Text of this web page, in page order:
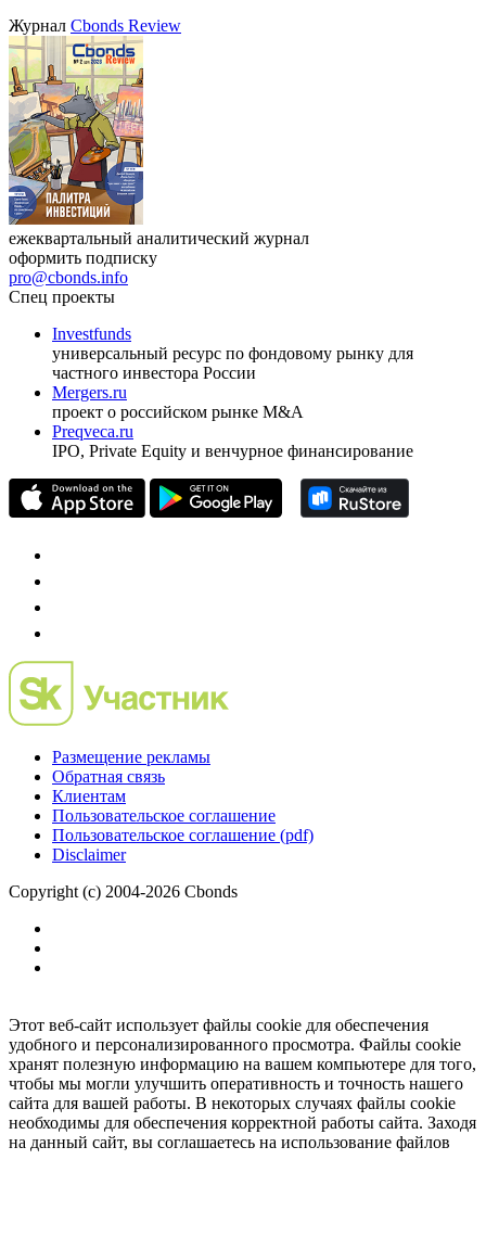
Журнал Cbonds Review
ежеквартальный аналитический журнал
оформить подписку
pro@cbonds.info
Спец проекты
Investfunds
универсальный ресурс по фондовому рынку для
частного инвестора России
Mergers.ru
проект о российском рынке M&A
Preqveca.ru
IPO, Private Equity и венчурное финансирование
Размещение рекламы
Обратная связь
Клиентам
Пользовательское соглашение
Пользовательское соглашение (pdf)
Disclaimer
Copyright (c) 2004-2026 Cbonds
Этот веб-сайт использует файлы cookie для обеспечения
удобного и персонализированного просмотра. Файлы cookie
хранят полезную информацию на вашем компьютере для того,
чтобы мы могли улучшить оперативность и точность нашего
сайта для вашей работы. В некоторых случаях файлы cookie
необходимы для обеспечения корректной работы сайта. Заходя
на данный сайт, вы соглашаетесь на использование файлов